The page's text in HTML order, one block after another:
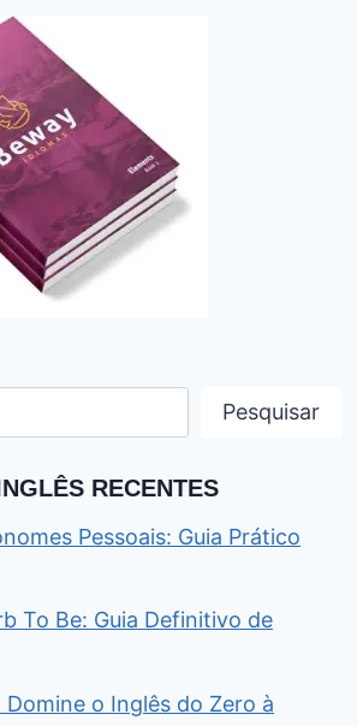
Pesquisar
RECENTES
Pessoais: Guia Prático
To Be: Guia Definitivo de
o Inglês do Zero à